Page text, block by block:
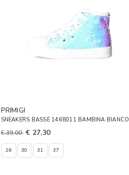
PRIMIGI
SNEAKERS BASSE 1468011 BAMBINA BIANCO
€ 39,00 € 27,30
26 30 31 37